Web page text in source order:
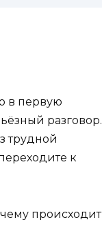
в первую
разговор.
трудной
к
происходит